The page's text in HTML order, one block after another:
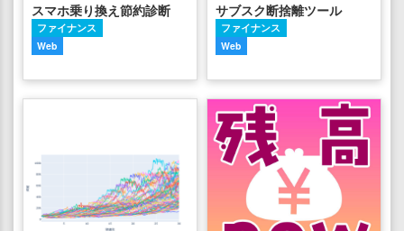
スマホ乗り換え節約診断
ファイナンス
Web
サブスク断捨離ツール
ファイナンス
Web